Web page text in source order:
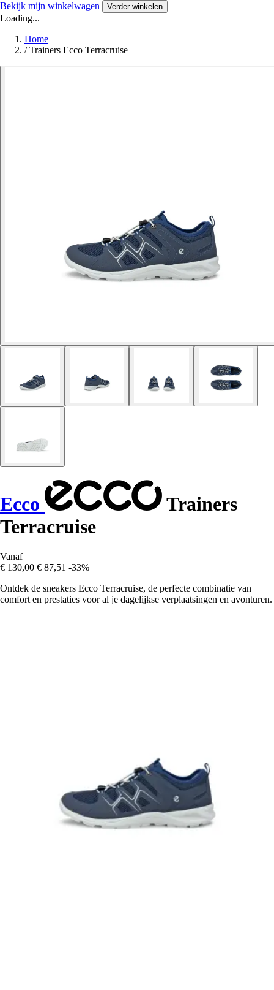
Bekijk mijn winkelwagen Verder winkelen
Loading...
Home
/ Trainers Ecco Terracruise
Ecco
Trainers
Terracruise
Vanaf
€ 130,00 € 87,51 -33%
Ontdek de sneakers Ecco Terracruise, de perfecte combinatie van
comfort en prestaties voor al je dagelijkse verplaatsingen en avonturen.